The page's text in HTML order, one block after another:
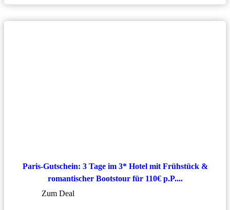
Paris-Gutschein: 3 Tage im 3* Hotel mit Frühstück &
romantischer Bootstour für 110€ p.P....
Zum Deal